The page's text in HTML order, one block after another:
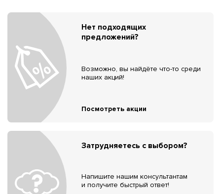
Нет подходящих
предложений?
Возможно, вы найдёте что-то среди
наших акций!
Посмотреть акции
Затрудняетесь с выбором?
Напишите нашим консультантам
и получите быстрый ответ!